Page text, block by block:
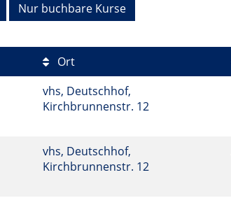
Nur buchbare Kurse
Ort
vhs, Deutschhof,
Kirchbrunnenstr. 12
vhs, Deutschhof,
Kirchbrunnenstr. 12